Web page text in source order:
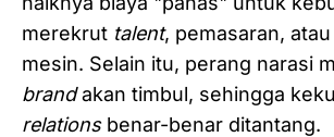
merekrut talent, pemasaran,
mesin. Selain itu, perang narasi
brandakan timbul, sehingga
relations benar-benar ditantang.